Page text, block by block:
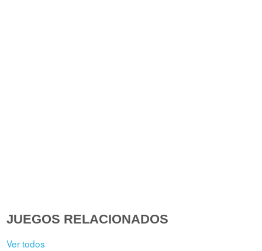
JUEGOS RELACIONADOS
Ver todos